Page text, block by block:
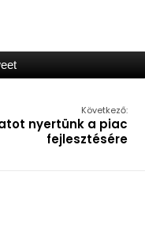
Következő:
nyertünk a piac
fejlesztésére